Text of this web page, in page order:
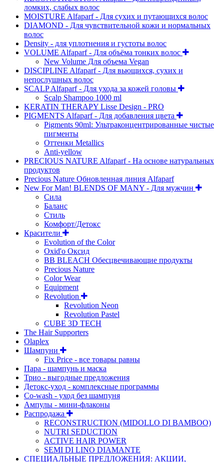
ломких, слабых волос
MOISTURE Alfaparf - Для сухих и путающихся волос
DIAMOND - Для чувствительной кожи и нормальных
волос
Density - для уплотнения и густоты волос
VOLUME Alfaparf - Для объёма тонких волос
New Volume Для объема Vegan
DISCIPLINE Alfaparf - Для вьющихся, сухих и
непослушных волос
SCALP Alfaparf - Для ухода за кожей головы
Scalp Shampoo 1000 ml
KERATIN THERAPY Lisse Design - PRO
PIGMENTS Alfaparf - Для добавления цвета
Pigments 90ml: Ультраконцентрированные чистые
пигменты
Оттенки Metallics
Anti-yellow
PRECIOUS NATURE Alfaparf - На основе натуральных
продуктов
Precious Nature Обновленная линия Alfaparf
New For Man! BLENDS OF MANY - Для мужчин
Сила
Баланс
Стиль
Комфорт/Детокс
Красители
Evolution of the Color
Oxid'o Оксид
BB BLEACH Обесцвечивающие продукты
Precious Nature
Color Wear
Equipment
Revolution
Revolution Neon
Revolution Pastel
CUBE 3D TECH
The Hair Supporters
Olaplex
Шампуни
Fix Price - все товары равны
Пара - шампунь и маска
Трио - выгодные предложения
Детокс-уход - комплексные программы
Co-wash - уход без шампуня
Ампулы - мини-флаконы
Распродажа
RECONSTRUCTION (MIDOLLO DI BAMBOO)
NUTRI SEDUCTION
ACTIVE HAIR POWER
SEMI DI LINO DIAMANTE
СПЕЦИАЛЬНЫЕ ПРЕДЛОЖЕНИЯ: АКЦИИ,